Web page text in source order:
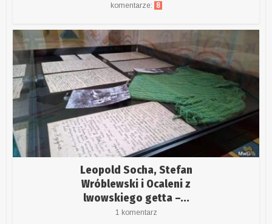
komentarze: 8
Leopold Socha, Stefan
Wróblewski i Ocaleni z
lwowskiego getta –...
1 komentarz